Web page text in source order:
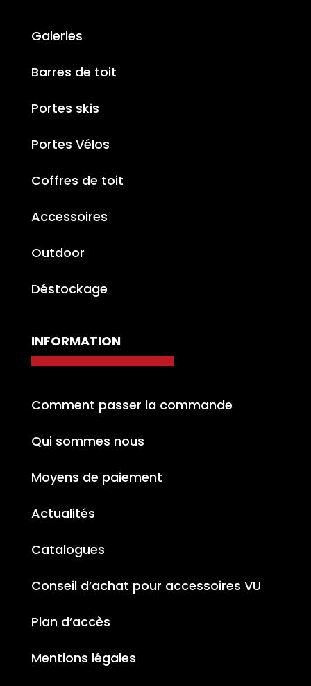
Galeries
Barres de toit
Portes skis
Portes Vélos
Coffres de toit
Accessoires
Outdoor
Déstockage
INFORMATION
Comment passer la commande
Qui sommes nous
Moyens de paiement
Actualités
Catalogues
Conseil d’achat pour accessoires VU
Plan d’accès
Mentions légales